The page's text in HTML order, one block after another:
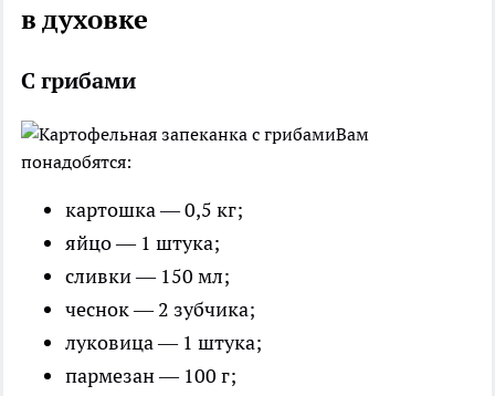
в духовке
С грибами
Вам
понадобятся:
картошка — 0,5 кг;
яйцо — 1 штука;
сливки — 150 мл;
чеснок — 2 зубчика;
луковица — 1 штука;
пармезан — 100 г;